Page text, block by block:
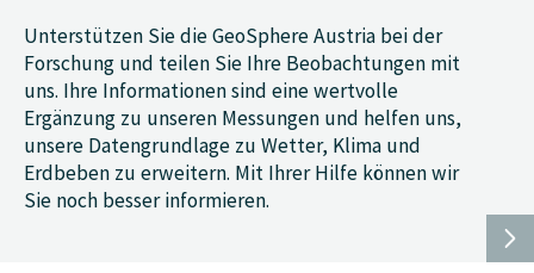
Unterstützen Sie die GeoSphere Austria bei der
Forschung und teilen Sie Ihre Beobachtungen mit
uns. Ihre Informationen sind eine wertvolle
Ergänzung zu unseren Messungen und helfen uns,
unsere Datengrundlage zu Wetter, Klima und
Erdbeben zu erweitern. Mit Ihrer Hilfe können wir
Sie noch besser informieren.